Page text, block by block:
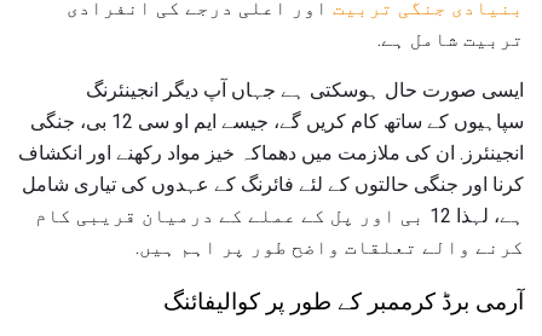
بنیادی جنگی تربیت اور اعلی درجے کی انفرادی
تربیت شامل ہے.
ایسی صورت حال ہوسکتی ہے جہاں آپ دیگر انجینئرنگ
سپاہیوں کے ساتھ کام کریں گے، جیسے ایم او سی 12 بی، جنگی
انجینئرز. ان کی ملازمت میں دھماکہ خیز مواد رکھنے اور انکشاف
کرنا اور جنگی حالتوں کے لئے فائرنگ کے عہدوں کی تیاری شامل
ہے، لہذا 12 بی اور پل کے عملے کے درمیان قریبی کام
کرنے والے تعلقات واضح طور پر اہم ہیں.
آرمی برڈ کرممبر کے طور پر کوالیفائنگ